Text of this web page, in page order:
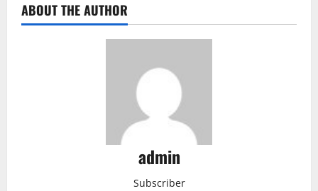
ABOUT THE AUTHOR
admin
Subscriber